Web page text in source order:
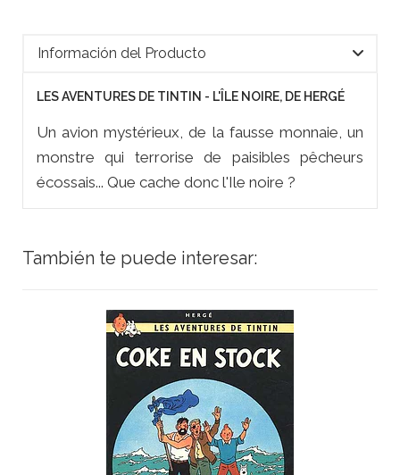
Información del Producto
LES AVENTURES DE TINTIN - L'ÎLE NOIRE, DE HERGÉ
Un avion mystérieux, de la fausse monnaie, un
monstre qui terrorise de paisibles pêcheurs
écossais... Que cache donc l'Ile noire ?
También te puede interesar: